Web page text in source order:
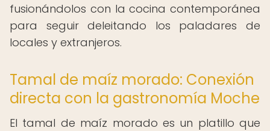
fusionándolos con la cocina contemporánea
para seguir deleitando los paladares de
locales y extranjeros.
Tamal de maíz morado: Conexión
directa con la gastronomía Moche
El tamal de maíz morado es un platillo que